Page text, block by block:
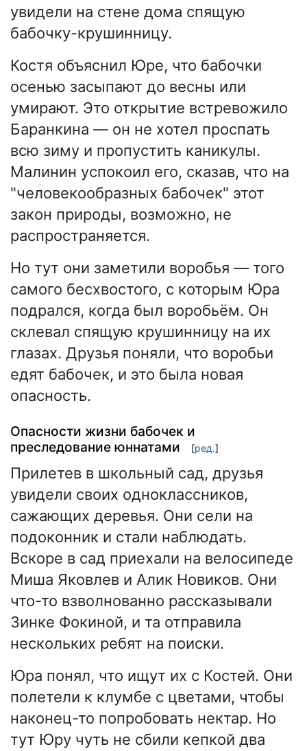
увидели на стене дома спящую
бабочку-крушинницу.
Костя объяснил Юре, что бабочки
осенью засыпают до весны или
умирают. Это открытие встревожило
Баранкина — он не хотел проспать
всю зиму и пропустить каникулы.
Малинин успокоил его, сказав, что на
"человекообразных бабочек" этот
закон природы, возможно, не
распространяется.
Но тут они заметили воробья — того
самого бесхвостого, с которым Юра
подрался, когда был воробьём. Он
склевал спящую крушинницу на их
глазах. Друзья поняли, что воробьи
едят бабочек, и это была новая
опасность.
Опасности жизни бабочек и
преследование юннатами
[ред.]
Прилетев в школьный сад, друзья
увидели своих одноклассников,
сажающих деревья. Они сели на
подоконник и стали наблюдать.
Вскоре в сад приехали на велосипеде
Миша Яковлев и Алик Новиков. Они
что-то взволнованно рассказывали
Зинке Фокиной, и та отправила
нескольких ребят на поиски.
Юра понял, что ищут их с Костей. Они
полетели к клумбе с цветами, чтобы
наконец-то попробовать нектар. Но
тут Юру чуть не сбили кепкой два